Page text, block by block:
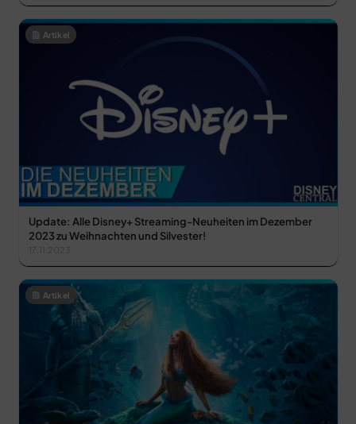
Artikel
Update: Alle Disney+ Streaming-Neuheiten im Dezember
2023 zu Weihnachten und Silvester!
Artikel